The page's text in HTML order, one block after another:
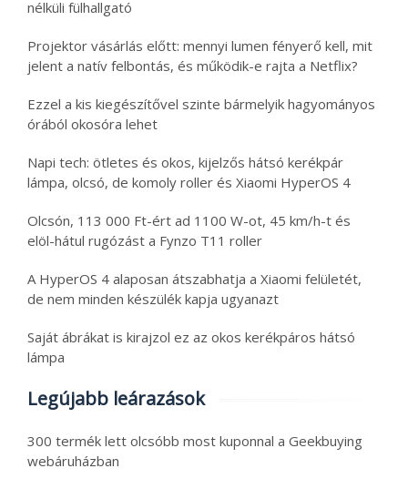
nélküli fülhallgató
Projektor vásárlás előtt: mennyi lumen fényerő kell, mit
jelent a natív felbontás, és működik-e rajta a Netflix?
Ezzel a kis kiegészítővel szinte bármelyik hagyományos
órából okosóra lehet
Napi tech: ötletes és okos, kijelzős hátsó kerékpár
lámpa, olcsó, de komoly roller és Xiaomi HyperOS 4
Olcsón, 113 000 Ft-ért ad 1100 W-ot, 45 km/h-t és
elöl-hátul rugózást a Fynzo T11 roller
A HyperOS 4 alaposan átszabhatja a Xiaomi felületét,
de nem minden készülék kapja ugyanazt
Saját ábrákat is kirajzol ez az okos kerékpáros hátsó
lámpa
Legújabb leárazások
300 termék lett olcsóbb most kuponnal a Geekbuying
webáruházban